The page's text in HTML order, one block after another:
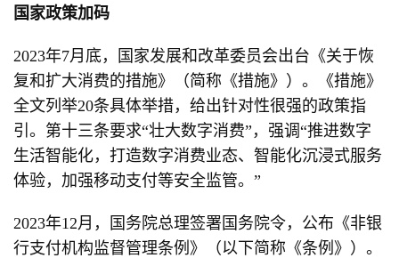
国家政策加码
2023年7月底，国家发展和改革委员会出台《关于恢
复和扩大消费的措施》（简称《措施》）。《措施》
全文列举20条具体举措，给出针对性很强的政策指
引。第十三条要求“壮大数字消费”，强调“推进数字
生活智能化，打造数字消费业态、智能化沉浸式服务
体验，加强移动支付等安全监管。”
2023年12月，国务院总理签署国务院令，公布《非银
行支付机构监督管理条例》（以下简称《条例》）。